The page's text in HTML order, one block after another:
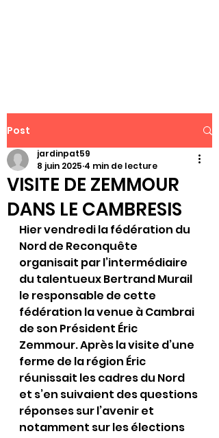
Post
VISITE DE ZEMMOUR
DANS LE CAMBRESIS
jardinpat59
8 juin 2025 4 min de lecture
Hier vendredi la fédération du
Nord de Reconquête
organisait par l’intermédiaire
du talentueux Bertrand Murail
le responsable de cette
fédération la venue à Cambrai
de son Président Éric
Zemmour. Après la visite d’une
ferme de la région Éric
réunissait les cadres du Nord
et s’en suivaient des questions
réponses sur l’avenir et
notamment sur les élections